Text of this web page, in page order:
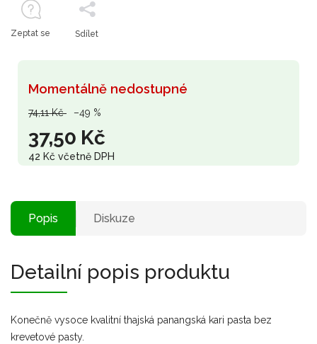
74,11 Kč –49 %
37,50 Kč
42 Kč včetně DPH
Momentálně nedostupné
Zeptat se Sdílet
Popis Diskuze
Detailní popis produktu
Konečně vysoce kvalitní thajská panangská kari pasta bez
krevetové pasty.